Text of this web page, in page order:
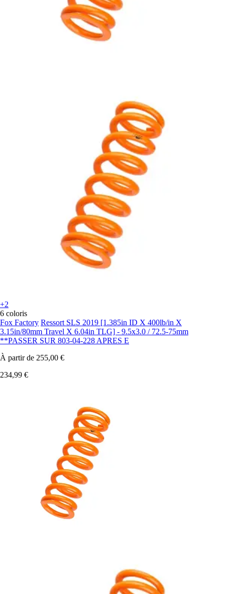
+2
6 coloris
Fox Factory Ressort SLS 2019 [1.385in ID X 400lb/in X
3.15in/80mm Travel X 6.04in TLG] - 9.5x3.0 / 72.5-75mm
**PASSER SUR 803-04-228 APRES E
À partir de 255,00 €
234,99 €